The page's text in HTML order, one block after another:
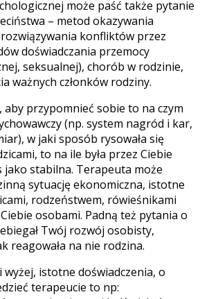
może paść także pytanie
– metod okazywania
konfliktów przez
doświadczania przemocy
seksualnej), chorób w rodzinie,
ważnych członków rodziny.
przypomnieć sobie to na czym
(np. system nagród i kar,
w jaki sposób rysowała się
to na ile była przez Ciebie
jako stabilna. Terapeuta może
sytuację ekonomiczna, istotne
rodzeństwem, rówieśnikami
osobami. Padną też pytania o
Twój rozwój osobisty,
reagowała na nie rodzina.
istotne doświadczenia, o
terapeucie to np: